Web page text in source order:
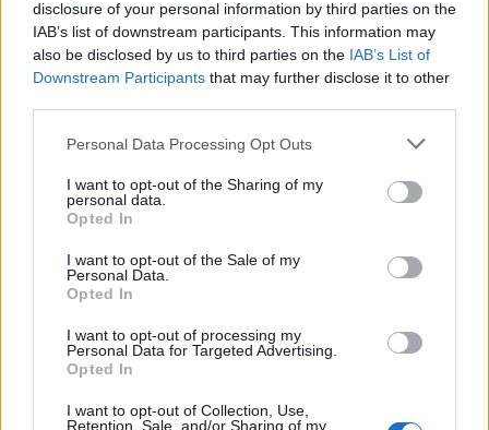
disclosure of your personal information by third parties on the
IAB’s list of downstream participants. This information may
also be disclosed by us to third parties on the IAB’s List of
Downstream Participants that may further disclose it to other
Please note that this website/app uses one or more Google
not limited to your visit or usage behaviour. You may click to
grant or deny consent to Google and its third-party tags to
use your data for below specified purposes in below Google
consent section.
Personal Data Processing Opt Outs
I want to opt-out of the Sharing of my
personal data.
Opted In
I want to opt-out of the Sale of my
Personal Data.
Opted In
I want to opt-out of processing my
Personal Data for Targeted Advertising.
Opted In
I want to opt-out of Collection, Use,
Retention, Sale, and/or Sharing of my
Paolo Pinna